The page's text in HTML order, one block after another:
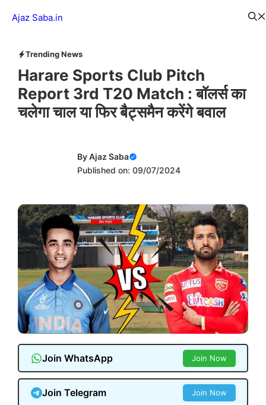
Ajaz Saba.in
Trending News
Harare Sports Club Pitch
Report 3rd T20 Match : बॉलर्स का
चलेगा चाल​ या फिर बैट्समैन करेंगे बवाल
ByAjaz Saba
Published on: 09/07/2024
Join WhatsApp Join Now
Join Telegram Join Now